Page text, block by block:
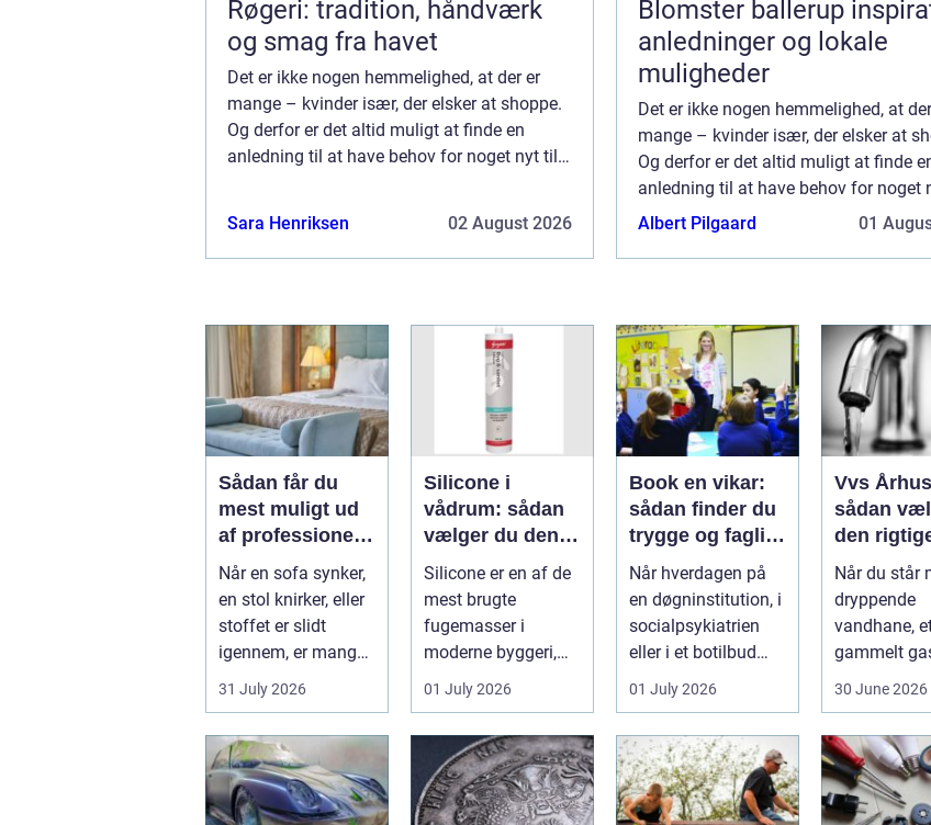
Røgeri: tradition, håndværk
og smag fra havet
Det er ikke nogen hemmelighed, at der er
mange – kvinder især, der elsker at shoppe.
Og derfor er det altid muligt at finde en
anledning til at have behov for noget nyt til
Sara Henriksen 02 August 2026
Blomster ballerup inspiration,
anledninger og lokale
muligheder
Det er ikke nogen hemmelighed, at
mange – kvinder især, der elsker at
Og derfor er det altid muligt at finde
anledning til at have behov for noget
garderoben. Det kan være, man snart
Albert Pilgaard 01
Sådan får du
mest muligt ud
af professionel
møbelpolstring
Når en sofa synker,
en stol knirker, eller
stoffet er slidt
igennem, er mange
fristede til bar...
31 July 2026
Silicone i
vådrum: sådan
vælger du den
rigtige
fugemasse
Silicone er en af de
mest brugte
fugemasser i
moderne byggeri,
især i badeværelser,
køkkener og andr...
01 July 2026
Book en vikar:
sådan finder du
trygge og fagligt
stærke
løsninger
Når hverdagen på
en døgninstitution, i
socialpsykiatrien
eller i et botilbud
pludselig ændrer
sig, k...
01 July 2026
Vvs Århus
sådan
den
installatør
Når du står
dryppende
vandhane,
gammelt
eller planer
val...
30 June 2026